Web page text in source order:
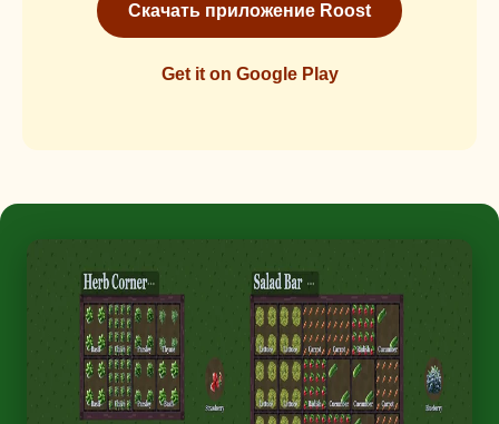
Скачать приложение Roost
Get it on Google Play